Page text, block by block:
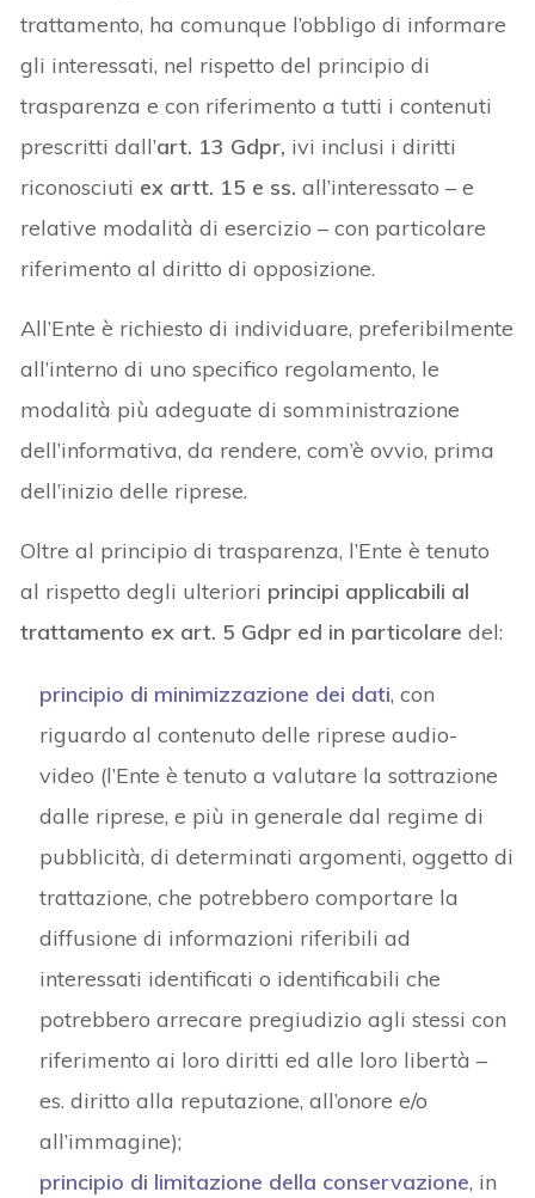
trattamento, ha comunque l’obbligo di informare
gli interessati, nel rispetto del principio di
trasparenza e con riferimento a tutti i contenuti
prescritti dall’art. 13 Gdpr, ivi inclusi i diritti
riconosciuti ex artt. 15 e ss. all’interessato – e
relative modalità di esercizio – con particolare
riferimento al diritto di opposizione.
All’Ente è richiesto di individuare, preferibilmente
all’interno di uno specifico regolamento, le
modalità più adeguate di somministrazione
dell’informativa, da rendere, com’è ovvio, prima
dell’inizio delle riprese.
Oltre al principio di trasparenza, l’Ente è tenuto
al rispetto degli ulteriori principi applicabili al
trattamento ex art. 5 Gdpr ed in particolare del:
principio di minimizzazione dei dati, con
riguardo al contenuto delle riprese audio-
video (l’Ente è tenuto a valutare la sottrazione
dalle riprese, e più in generale dal regime di
pubblicità, di determinati argomenti, oggetto di
trattazione, che potrebbero comportare la
diffusione di informazioni riferibili ad
interessati identificati o identificabili che
potrebbero arrecare pregiudizio agli stessi con
riferimento ai loro diritti ed alle loro libertà –
es. diritto alla reputazione, all’onore e/o
all’immagine);
principio di limitazione della conservazione, in